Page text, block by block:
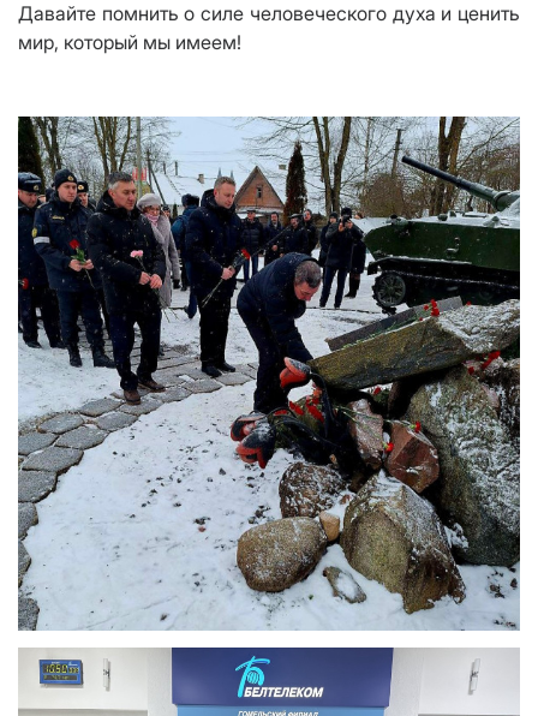
Давайте помнить о силе человеческого духа и ценить
мир, который мы имеем!